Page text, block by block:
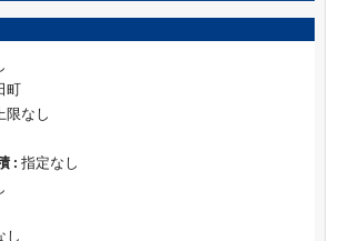
町
限なし
: 指定なし
し